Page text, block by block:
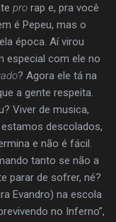
pro rap e, pra você
é Pepeu, mas o
época. Aí virou
especial com ele no
? Agora ele tá na
a gente respeita.
Viver de musica,
descolados,
e não é fácil.
tanto se não a
parar de sofrer, né?
Evandro) na escola
no Inferno”,